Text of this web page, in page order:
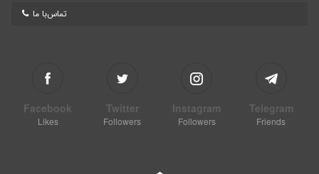
تماس‌با ما
Facebook
Likes
Twitter
Followers
Instagram
Followers
Telegram
Friends